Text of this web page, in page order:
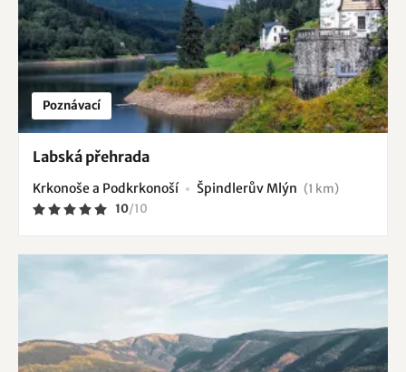
Poznávací
Labská přehrada
Krkonoše a Podkrkonoší Špindlerův Mlýn (1 km)
10/10